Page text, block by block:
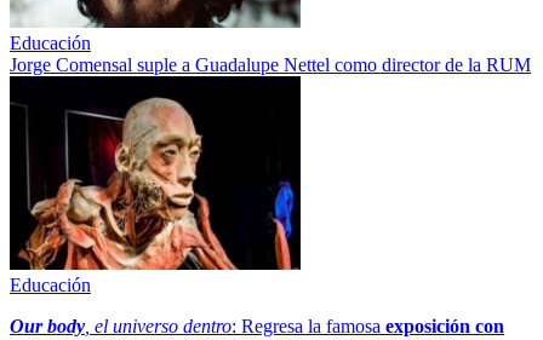
Educación
Jorge Comensal suple a Guadalupe Nettel como director de la RUM
Educación
Our body , el universo dentro: Regresa la famosa exposición con